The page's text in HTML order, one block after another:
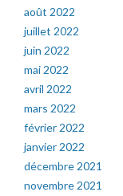
août 2022
juillet 2022
juin 2022
mai 2022
avril 2022
mars 2022
février 2022
janvier 2022
décembre 2021
novembre 2021